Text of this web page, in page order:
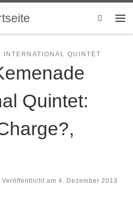
Search
QUINTET
Quintet:
Veröffentlicht am 4. Dezember 2013